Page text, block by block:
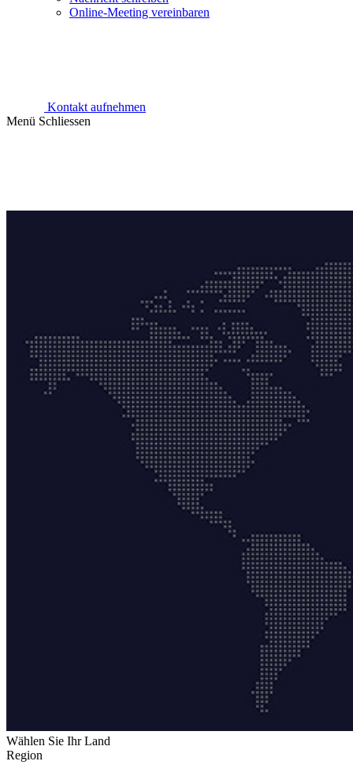
Online-Meeting vereinbaren
Kontakt aufnehmen
Menü Schliessen
Wählen Sie Ihr Land
Region